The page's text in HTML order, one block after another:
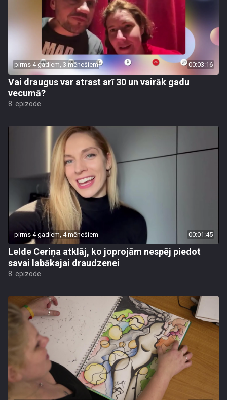
pirms 4 gadiem, 3 mēnešiem 00:03:16
Vai draugus var atrast arī 30 un vairāk gadu
vecumā?
8. epizode
pirms 4 gadiem, 4 mēnešiem 00:01:45
Lelde Ceriņa atklāj, ko joprojām nespēj piedot
savai labākajai draudzenei
8. epizode